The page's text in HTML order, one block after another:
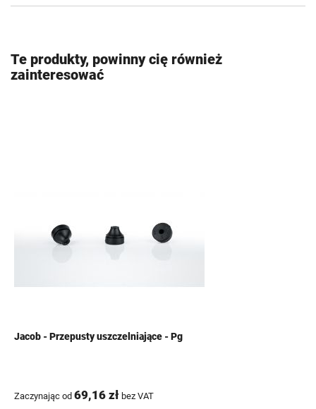
Te produkty, powinny cię również
zainteresować
Jacob - Przepusty uszczelniające - Pg
Zaczynając od 69,16 zł bez VAT